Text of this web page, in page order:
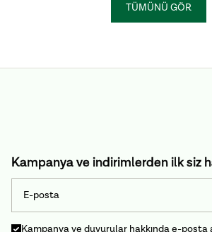
TÜMÜNÜ GÖR
Kampanya ve indirimlerden ilk siz
Kampanya ve duyurular hakkında e-